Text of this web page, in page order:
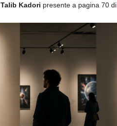
Talib Kadori presente a pagina 70 di